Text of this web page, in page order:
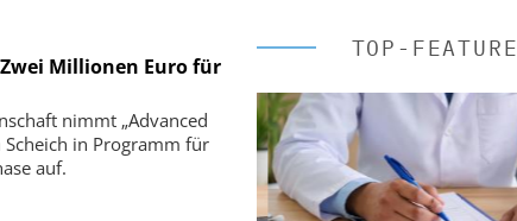
Millionen Euro für
nimmt „Advanced
Scheich in Programm für
auf.
TOP-FEATURE